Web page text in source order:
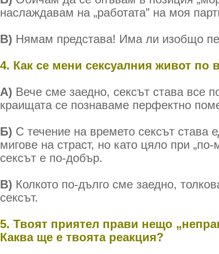
наслаждавам на „работата” на моя
В) Нямам представа! Има ли изобщо
4. Как се мени сексуалния живот по
А) Вече сме заедно, сексът става все
краищата се познаваме перфектно
Б) С течение на времето сексът става
мигове на страст, но като цяло при
сексът е по-добър.
В) Колкото по-дълго сме заедно,
сексът.
5. Твоят приятел прави нещо
Каква ще е твоята реакция?